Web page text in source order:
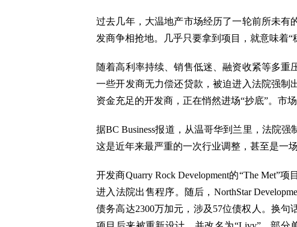
过去几年，大温地产市场经历了一轮前所未有
发商争相抢地。几乎只要拿到项目，就意味着“
随着高利率持续、销售低迷、融资收紧等多重
一些开发商无力偿还贷款，被迫进入法院强制
资金充足的开发商，正在悄然进场“抄底”。市
据BC Business报道，从温哥华到兰里，法院
这是近年来最严重的一次行业调整，甚至是一
开发商Quarry Rock Development的“The Met”
进入法院出售程序。随后，NorthStar
债务高达2300万加元，涉及57位债权人。换句